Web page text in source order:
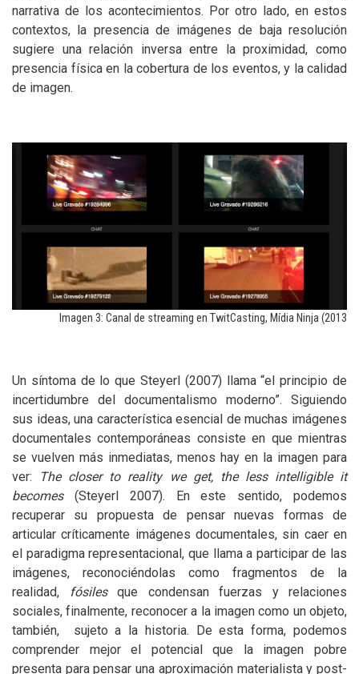
narrativa de los acontecimientos. Por otro lado, en estos
contextos, la presencia de imágenes de baja resolución
sugiere una relación inversa entre la proximidad, como
presencia física en la cobertura de los eventos, y la calidad
de imagen.
Imagen 3: Canal de streaming en TwitCasting, Mídia Ninja (2013
Un síntoma de lo que Steyerl (2007) llama “el principio de
incertidumbre del documentalismo moderno”. Siguiendo
sus ideas, una característica esencial de muchas imágenes
documentales contemporáneas consiste en que mientras
se vuelven más inmediatas, menos hay en la imagen para
ver:
The closer to reality we get, the less intelligible it
becomes(Steyerl 2007). En este sentido, podemos
recuperar su propuesta de pensar nuevas formas de
articular críticamente imágenes documentales, sin caer en
el paradigma representacional, que llama a participar de las
imágenes, reconociéndolas como fragmentos de la
realidad,
fósiles
que condensan fuerzas y relaciones
sociales, finalmente, reconocer a la imagen como un objeto,
también, sujeto a la historia. De esta forma, podemos
comprender mejor el potencial que la imagen pobre
presenta para pensar una aproximación materialista y post-